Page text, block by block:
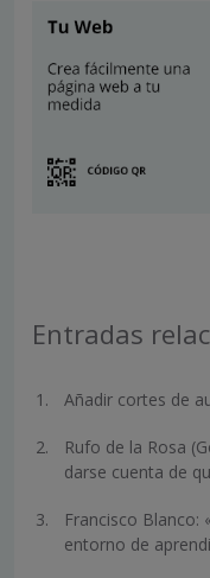
Entradas
Añadir cortes de
Rufo de la Rosa
darse cuenta de
Francisco Blanco:
entorno de